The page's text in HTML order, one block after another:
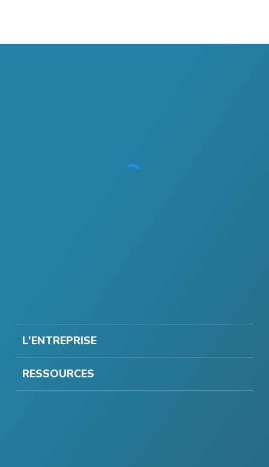
L'ENTREPRISE
RESSOURCES